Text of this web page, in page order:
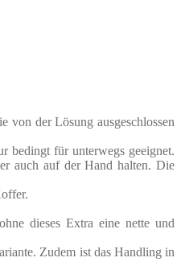
von der Lösung ausgeschlossen
bedingt für unterwegs geeignet.
auch auf der Hand halten. Die
dieses Extra eine nette und
Zudem ist das Handling in